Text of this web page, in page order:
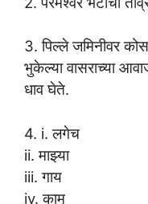
3. पिल्ले जमिनीवर
भुकेल्या वासराच्या
धाव घेते.
4. i. लगेच
ii. माझ्या
iii. गाय
iv. काम